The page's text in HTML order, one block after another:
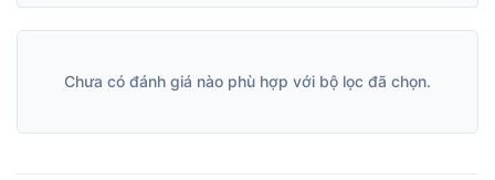
Chưa có đánh giá nào phù hợp với bộ lọc đã chọn.